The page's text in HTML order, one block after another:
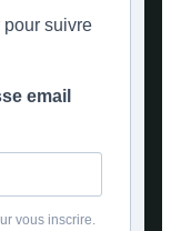
pour suivre
email
vous inscrire.